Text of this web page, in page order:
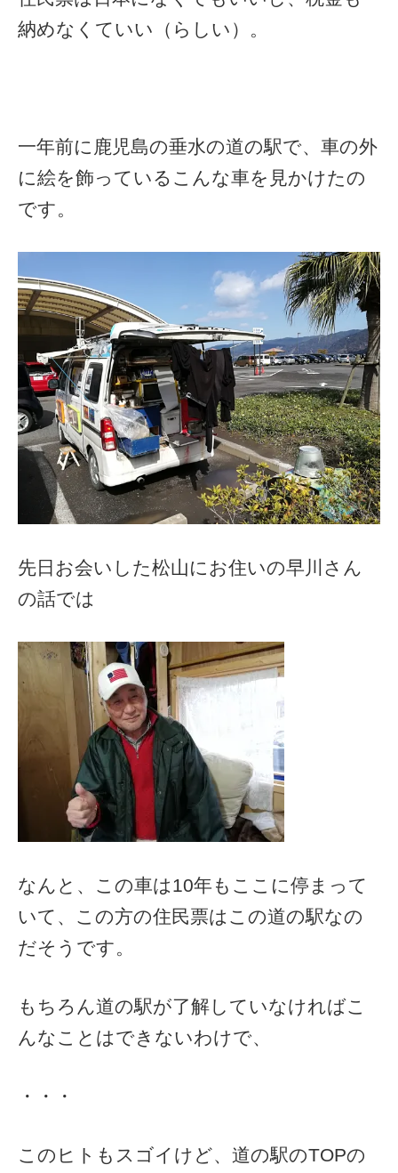
納めなくていい（らしい）。
一年前に鹿児島の垂水の道の駅で、車の外
に絵を飾っているこんな車を見かけたの
です。
先日お会いした松山にお住いの早川さん
の話では
なんと、この車は10年もここに停まって
いて、この方の住民票はこの道の駅なの
だそうです。
もちろん道の駅が了解していなければこ
んなことはできないわけで、
・・・
このヒトもスゴイけど、道の駅のTOPの